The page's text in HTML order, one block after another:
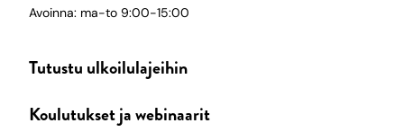
Avoinna: ma-to 9:00-15:00
Tutustu ulkoilulajeihin
Koulutukset ja webinaarit